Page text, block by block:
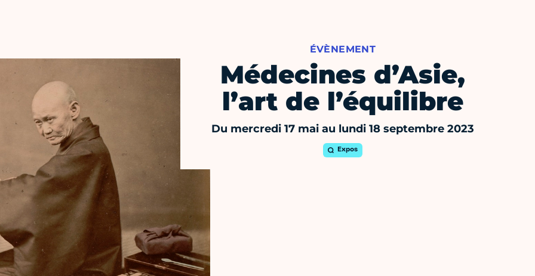
ÉVÈNEMENT
Médecines d’Asie,
l’art de l’équilibre
Du mercredi 17 mai au lundi 18 septembre 2023
Expos